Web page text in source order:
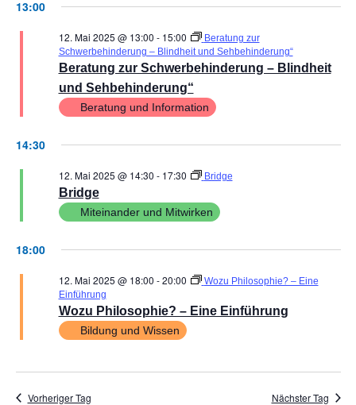
13:00
Beratung zur Schwerbehinderung – Blindheit
und Sehbehinderung“
12. Mai 2025 @ 13:00 - 15:00
Beratung zur
Schwerbehinderung – Blindheit und Sehbehinderung“
Beratung und Information
14:30
Bridge
12. Mai 2025 @ 14:30 - 17:30 Bridge
Miteinander und Mitwirken
18:00
Wozu Philosophie? – Eine Einführung
12. Mai 2025 @ 18:00 -20:00
Wozu Philosophie? – Eine
Einführung
Bildung und Wissen
Vorheriger Tag Nächster Tag